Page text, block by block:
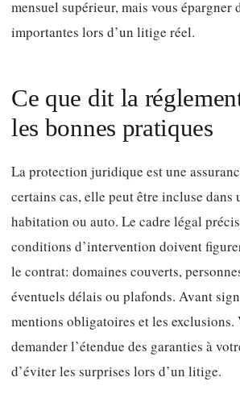
mensuel supérieur, mais vous épargner
importantes lors d’un litige réel.
Ce que dit la
les bonnes pratiques
La protection juridique est une
certains cas, elle peut être incluse dans
habitation ou auto. Le cadre légal
conditions d’intervention doivent
le contrat: domaines couverts,
éventuels délais ou plafonds. Avant
mentions obligatoires et les exclusions.
demander l’étendue des garanties à
d’éviter les surprises lors d’un litige.